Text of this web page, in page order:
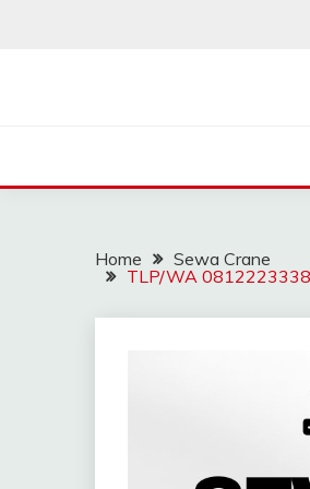
Home
Sewa Crane
TLP/WA